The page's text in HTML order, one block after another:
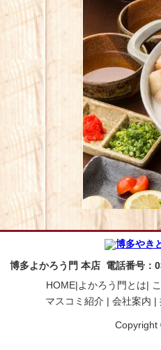
博多よかろう門 本店 電話番号：
HOME|よかろう門とは|
マスコミ紹介 | 会社案内 |
Copyright